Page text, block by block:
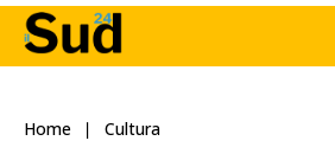
Home Cultura